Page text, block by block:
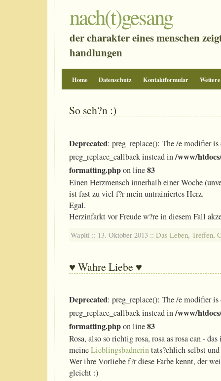
nach(t)gesang
der charakter eines menschen
handlungen
Home Datenschutz Kontaktformular
So sch?n :)
Deprecated: preg_replace(): The /e modifier is
preg_replace_callback instead in/www/
formatting.phpon line83
Einen Herzmensch innerhalb einer Woche
ist fast zu viel f?r mein untrainiertes Herz.
Egal.
Herzinfarkt vor Freude w?re in diesem Fall
Wapiti :: 13. Oktober 2013 :: Das Leben, Treffen,
♥ Wahre Liebe ♥
Deprecated: preg_replace(): The /e modifier is
preg_replace_callback instead in/www/
formatting.phpon line83
Rosa, also so richtig rosa, rosa as rosa can -
meineLieblingsbadnerintats?chlich selbst
Wer ihre Vorliebe f?r diese Farbe kennt, der
gleicht :)